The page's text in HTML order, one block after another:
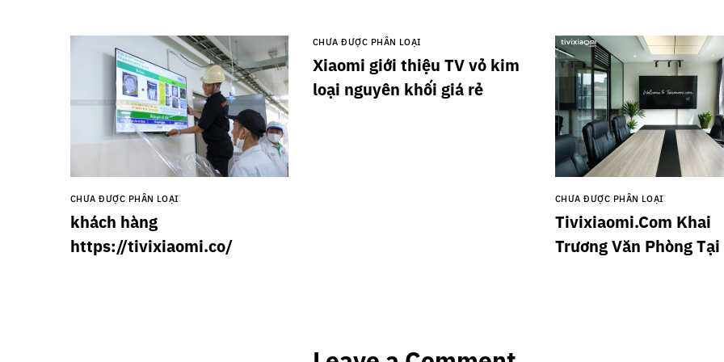
CHƯA ĐƯỢC PHÂN LOẠI
khách hàng
https://tivixiaomi.co/
CHƯA ĐƯỢC PHÂN LOẠI
Xiaomi giới thiệu TV vỏ kim
loại nguyên khối giá rẻ
CHƯA ĐƯỢC PHÂN LOẠI
Tivixiaomi.Com Khai
Trương Văn Phòng